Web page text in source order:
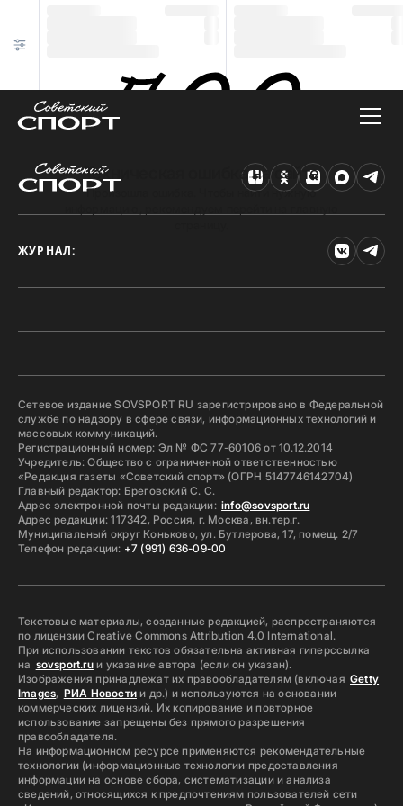
Техническая ошибка на сайте
Произошла ошибка. Чтобы найти нужную
ЖУРНАЛ:
Сетевое издание SOVSPORT RU зарегистрировано в Федеральной
службе по надзору в сфере связи, информационных технологий и
массовых коммуникаций.
Регистрационный номер: Эл № ФС 77-60106 от 10.12.2014
Учредитель: Общество с ограниченной ответственностью
«Редакция газеты «Советский спорт» (ОГРН 5147746142704)
Главный редактор: Бреговский С. С.
Адрес электронной почты редакции: info@sovsport.ru
Адрес редакции: 117342, Россия, г. Москва, вн.тер.г.
Муниципальный округ Коньково, ул. Бутлерова, 17, помещ. 2/7
Телефон редакции: +7 (991) 636-09-00
Текстовые материалы, созданные редакцией, распространяются
по лицензии Creative Commons Attribution 4.0 International.
При использовании текстов обязательна активная гиперссылка
на sovsport.ruи указание автора (если он указан).
Изображения принадлежат их правообладателям (включая Getty
Images, РИА Новостии др.) и используются на основании
коммерческих лицензий. Их копирование и повторное
использование запрещены без прямого разрешения
правообладателя.
На информационном ресурсе применяются рекомендательные
технологии (информационные технологии предоставления
информации на основе сбора, систематизации и анализа
сведений, относящихся к предпочтениям пользователей сети